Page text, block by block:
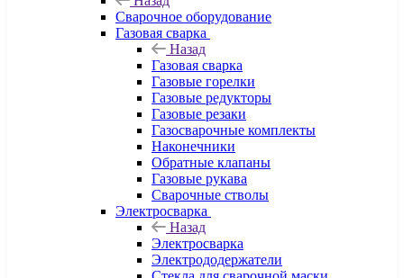
Сварочное оборудование
Газовая сварка
Назад
Газовая сварка
Газовые горелки
Газовые редукторы
Газовые резаки
Газосварочные комплекты
Наконечники
Обратные клапаны
Газовые рукава
Сварочные стволы
Электросварка
Назад
Электросварка
Электрододержатели